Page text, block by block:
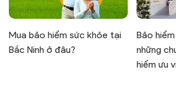
Mua bảo hiểm sức khỏe tại
Bắc Ninh ở đâu?
Bảo
những
hiểm ưu